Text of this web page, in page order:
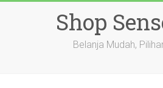
Shop
Belanja Mudah,